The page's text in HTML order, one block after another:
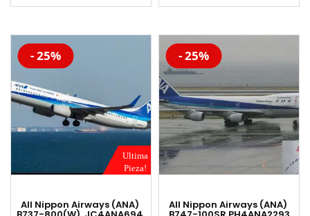
-20%
Ultima
Pieza!
- 25%
All Nippon Airways (ANA)
-20%
- 25%
All Nippon Airways (ANA)